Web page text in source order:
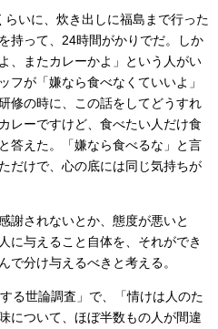
いに、炊き出しに福島まで行った
持って、24時間がかりでだ。しか
、またカレーかよ」という人がい
フが「嫌なら食べなくていいよ」
修の時に、この話をしてどうすれ
レーですけど、食べたい人だけ食
答えた。「嫌なら食べるな」と言
だけで、心の底には同じ気持ちが
謝されないとか、態度が悪いと
に与えること自体を、それができ
で分け与えるべきと考える。
る世論調査」で、「情けは人のた
について、ほぼ半数もの人が間違